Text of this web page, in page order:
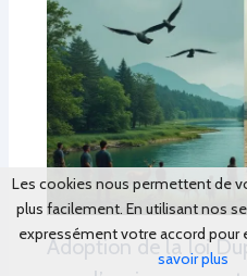
Adoption de la loi
Les cookies nous permettent de
plus facilement. En utilisant nos
expressément votre accord pour
savoir plus